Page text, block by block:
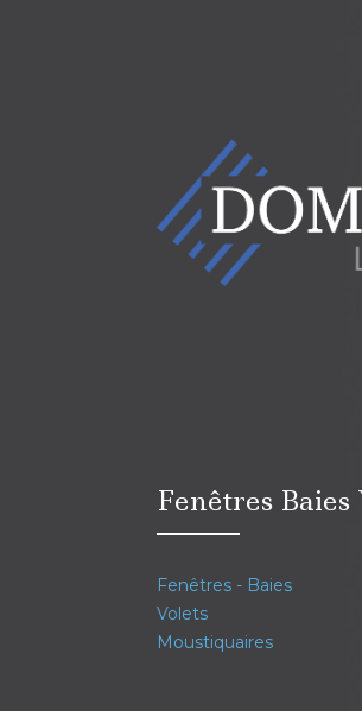
Fenêtres Baies
Fenêtres - Baies
Volets
Moustiquaires